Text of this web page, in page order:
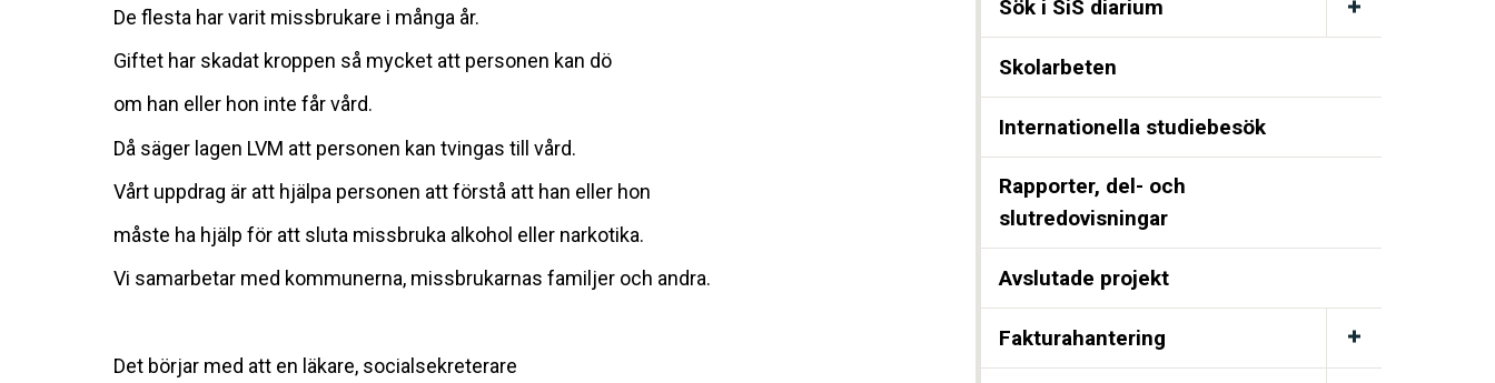
Sök i SiS diarium
Skolarbeten
Internationella studiebesök
Rapporter, del- och
slutredovisningar
Avslutade projekt
Fakturahantering
De flesta har varit missbrukare i många år.
Giftet har skadat kroppen så mycket att personen kan dö
om han eller hon inte får vård.
Då säger lagen LVM att personen kan tvingas till vård.
Vårt uppdrag är att hjälpa personen att förstå att han eller hon
måste ha hjälp för att sluta missbruka alkohol eller narkotika.
Vi samarbetar med kommunerna, missbrukarnas familjer och andra.
Det börjar med att en läkare, socialsekreterare